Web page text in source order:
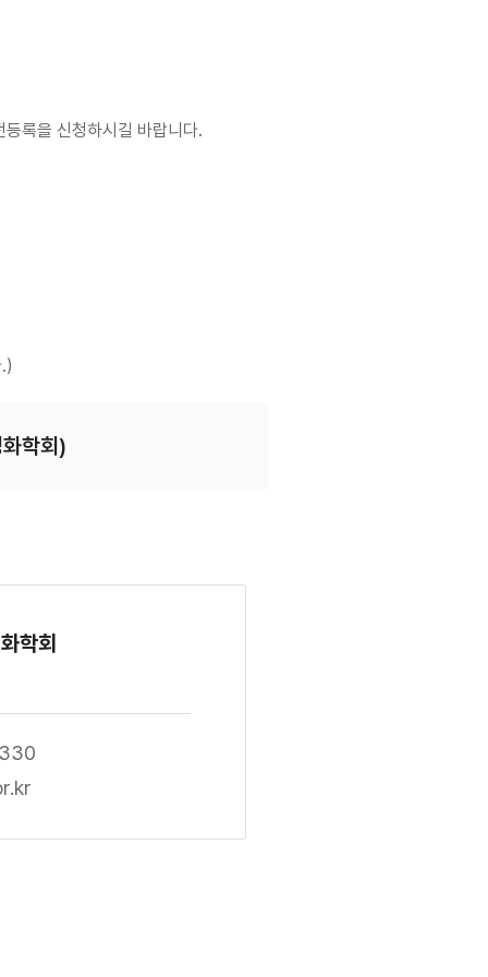
록을 신청하시길 바랍니다.
학회)
학회